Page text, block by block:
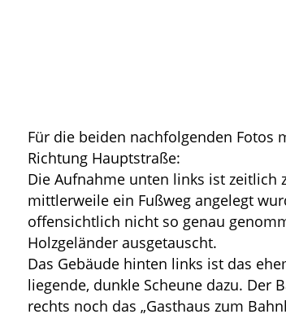
Für die beiden nachfolgenden Fotos
Richtung Hauptstraße:
Die Aufnahme unten links ist zeitlich
mittlerweile ein Fußweg angelegt
offensichtlich nicht so genau
Holzgeländer ausgetauscht.
Das Gebäude hinten links ist das
liegende, dunkle Scheune dazu. Der
rechts noch das „Gasthaus zum